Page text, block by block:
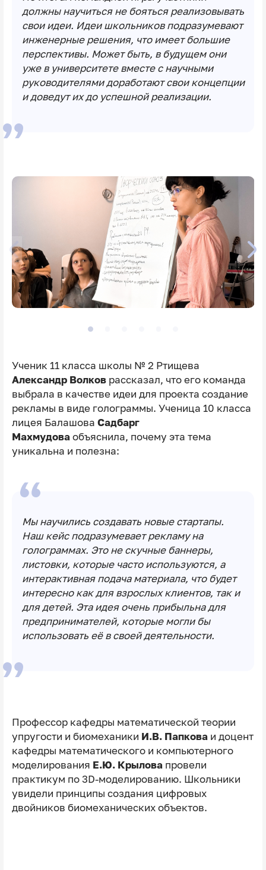
должны научиться не бояться реализовывать
свои идеи. Идеи школьников подразумевают
инженерные решения, что имеет большие
перспективы. Может быть, в будущем они
уже в университете вместе с научными
руководителями доработают свои концепции
и доведут их до успешной реализации.
Ученик 11 класса школы № 2 Ртищева
Александр Волков рассказал, что его команда
выбрала в качестве идеи для проекта создание
рекламы в виде голограммы. Ученица 10 класса
лицея Балашова Садбарг
Махмудова объяснила, почему эта тема
уникальна и полезна:
Мы научились создавать новые стартапы.
Наш кейс подразумевает рекламу на
голограммах. Это не скучные баннеры,
листовки, которые часто используются, а
интерактивная подача материала, что будет
интересно как для взрослых клиентов, так и
для детей. Эта идея очень прибыльна для
предпринимателей, которые могли бы
использовать её в своей деятельности.
Профессор кафедры математической теории
упругости и биомеханики И.В. Папковаи доцент
кафедры математического и компьютерного
моделирования Е.Ю. Крыловапровели
практикум по 3D-моделированию. Школьники
увидели принципы создания цифровых
двойников биомеханических объектов.